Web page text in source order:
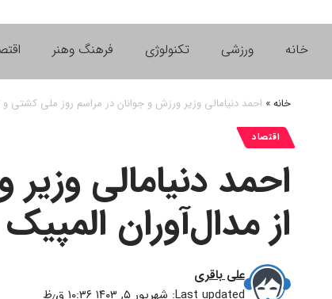
خانه ورزشی تکنولوژی فرهنگ وهنر
خانه» احمد دنیامالی وزیر ورزش و جوانان در مراسم روز ملی کشتی
اقتصاد
احمد دنیامالی
از مدال‌آوران
Last updated: شهریور ۵, ۱۴۰۳ ۱۰:۳۶ ق٫ظ
علی باقری